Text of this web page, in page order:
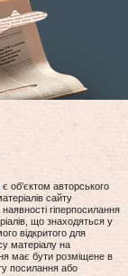
є об'єктом авторського
сайту
гіперпосилання
що знаходяться у
відкритого для
матеріалу на
має бути розміщене в
посилання або